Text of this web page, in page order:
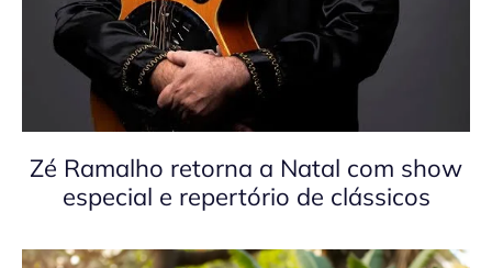
Zé Ramalho retorna a Natal com show
especial e repertório de clássicos